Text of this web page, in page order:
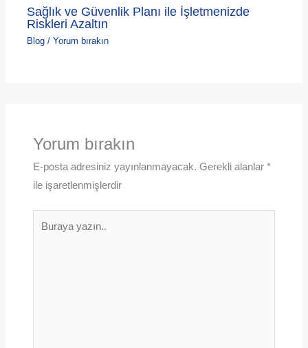
Sağlık ve Güvenlik Planı ile İşletmenizde
Riskleri Azaltın
Blog /Yorum bırakın
Yorum bırakın
E-posta adresiniz yayınlanmayacak. Gerekli alanlar *
ile işaretlenmişlerdir